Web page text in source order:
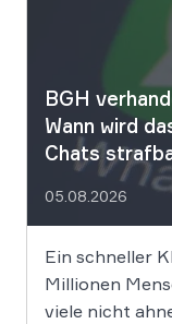
BGH
Wann wird
Chats
05.08.2026
Ein schneller
Millionen
viele nicht